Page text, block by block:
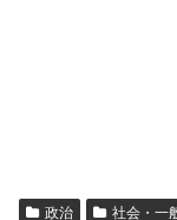
政治 社会・一